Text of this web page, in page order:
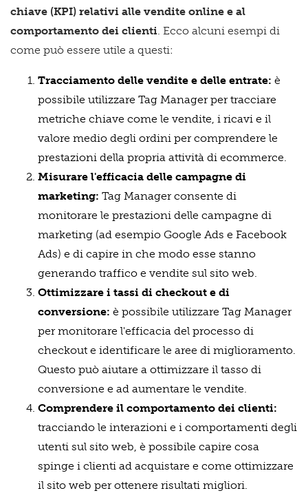
chiave (KPI) relativi alle vendite online e al
comportamento dei clienti. Ecco alcuni esempi di
come può essere utile a questi:
Tracciamento delle vendite e delle entrate: è
possibile utilizzare Tag Manager per tracciare
metriche chiave come le vendite, i ricavi e il
valore medio degli ordini per comprendere le
prestazioni della propria attività di ecommerce.
Misurare l'efficacia delle campagne di
marketing: Tag Manager consente di
monitorare le prestazioni delle campagne di
marketing (ad esempio Google Ads e Facebook
Ads) e di capire in che modo esse stanno
generando traffico e vendite sul sito web.
Ottimizzare i tassi di checkout e di
conversione: è possibile utilizzare Tag Manager
per monitorare l'efficacia del processo di
checkout e identificare le aree di miglioramento.
Questo può aiutare a ottimizzare il tasso di
conversione e ad aumentare le vendite.
Comprendere il comportamento dei clienti:
tracciando le interazioni e i comportamenti degli
utenti sul sito web, è possibile capire cosa
spinge i clienti ad acquistare e come ottimizzare
il sito web per ottenere risultati migliori.